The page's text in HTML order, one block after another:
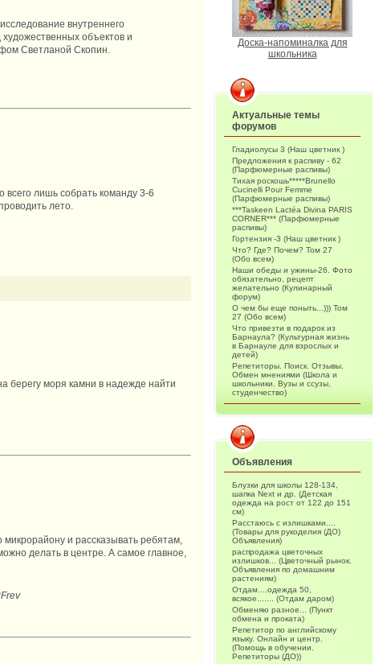
внутреннего
объектов и
Светланой Скопин.
всего лишь собрать команду 3-6
лето.
берегу моря камни в надежде найти
микрорайону и рассказывать ребятам,
делать в центре. А самое главное,
Доска-напоминалка для
школьника
Актуальные темы
форумов
Гладиолусы 3 (Наш цветник )
Предложения к распиву - 62
(Парфюмерные распивы)
Тихая роскошь*****Brunello
Cucinelli Pour Femme
(Парфюмерные распивы)
***Taskeen Lactéa Divina PARIS
CORNER*** (Парфюмерные
распивы)
Гортензия -3 (Наш цветник )
Что? Где? Почем? Том 27
(Обо всем)
Наши обеды и ужины-26. Фото
обязательно, рецепт
желательно (Кулинарный
форум)
О чем бы еще поныть...))) Том
27 (Обо всем)
Что привезти в подарок из
Барнаула? (Культурная жизнь
в Барнауле для взрослых и
детей)
Репетиторы. Поиск. Отзывы.
Обмен мнениями (Школа и
школьники. Вузы и ссузы,
студенчество)
Объявления
Блузки для школы 128-134,
шапка Next и др. (Детская
одежда на рост от 122 до 151
см)
Расстаюсь с излишками....
(Товары для рукоделия (ДО)
Объявления)
распродажа цветочных
излишков... (Цветочный рынок.
Объявления по домашним
растениям)
Отдам....одежда 50,
всякое....... (Отдам даром)
Обменяю разное... (Пункт
обмена и проката)
Репетитор по английскому
языку. Онлайн и центр.
(Помощь в обучении.
Репетиторы (ДО))